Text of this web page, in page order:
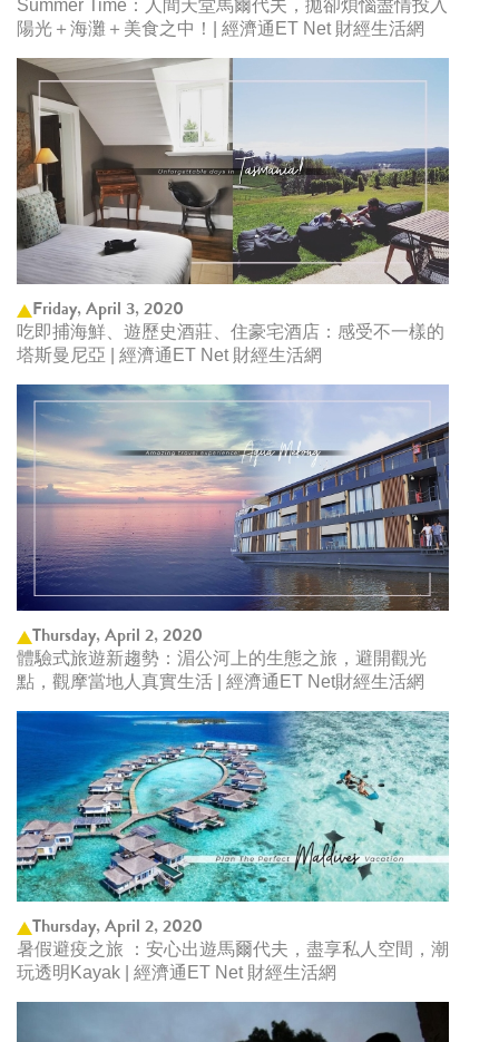
Summer Time：人間天堂馬爾代夫，拋卻煩惱盡情投入
陽光＋海灘＋美食之中！| 經濟通ET Net 財經生活網
Friday, April 3, 2020
吃即捕海鮮、遊歷史酒莊、住豪宅酒店：感受不一樣的
塔斯曼尼亞 | 經濟通ET Net 財經生活網
Thursday, April 2, 2020
體驗式旅遊新趨勢：湄公河上的生態之旅，避開觀光
點，觀摩當地人真實生活 | 經濟通ET Net財經生活網
Thursday, April 2, 2020
暑假避疫之旅 ：安心出遊馬爾代夫，盡享私人空間，潮
玩透明Kayak | 經濟通ET Net 財經生活網